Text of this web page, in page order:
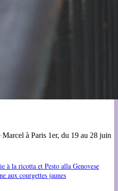
à Paris 1er, du 19 au 28 juin
à la ricotta et Pesto alla Genovese
aux courgettes jaunes